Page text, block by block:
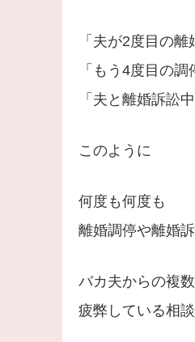
「夫が2度目の
「もう4度目の
「夫と離婚訴訟
このように
何度も何度も
離婚調停や離婚
バカ夫からの複
疲弊している相